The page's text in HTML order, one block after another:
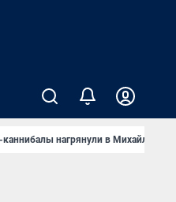
нагрянули в Михайлов